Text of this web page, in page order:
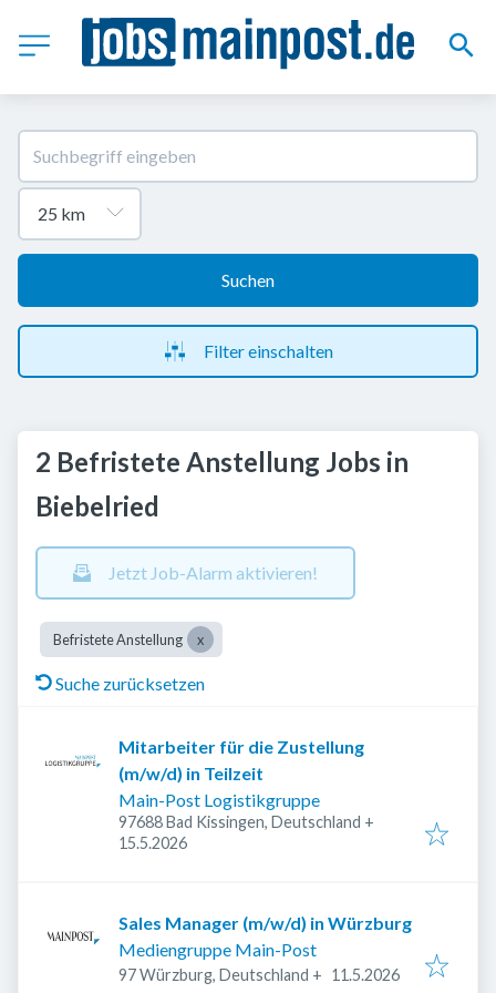
Suchen
Filter einschalten
2 Befristete Anstellung Jobs in
Biebelried
Jetzt Job-Alarm aktivieren!
Befristete Anstellung
Suche zurücksetzen
Mitarbeiter für die Zustellung
(m/w/d) in Teilzeit
Main-Post Logistikgruppe
97688 Bad Kissingen, Deutschland +
Veröffentlicht
15.5.2026
Sales Manager (m/w/d) in Würzburg
Mediengruppe Main-Post
97 Würzburg, Deutschland + Veröffentlicht:
11.5.2026